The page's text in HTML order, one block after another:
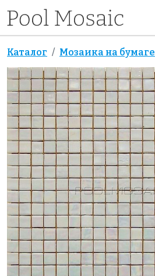
Каталог Мозаика на бумаге